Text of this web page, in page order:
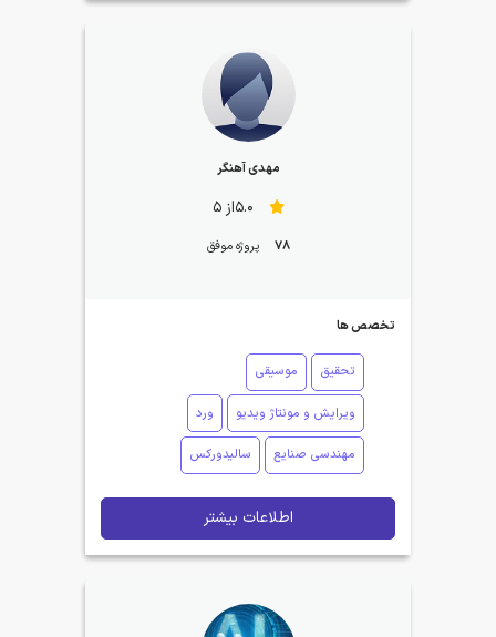
مهدی آهنگر
5.0از 5
78 پروژه موفق
تخصص ها
تحقیق موسیقی
ویرایش و مونتاژ ویدیو ورد
مهندسی صنایع سالیدورکس
اطلاعات بیشتر